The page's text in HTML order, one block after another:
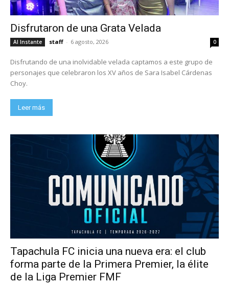
Disfrutaron de una Grata Velada
Al Instante staff - 6 agosto, 2026 0
Disfrutando de una inolvidable velada captamos a este grupo de
personajes que celebraron los XV años de Sara Isabel Cárdenas
Choy.
Leer más
Tapachula FC inicia una nueva era: el club
forma parte de la Primera Premier, la élite
de la Liga Premier FMF